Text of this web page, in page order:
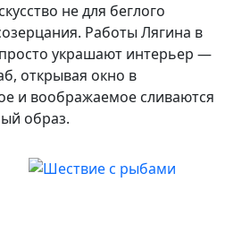
не для беглого
Работы Лягина в
украшают интерьер —
открывая окно в
и воображаемое сливаются
образ.